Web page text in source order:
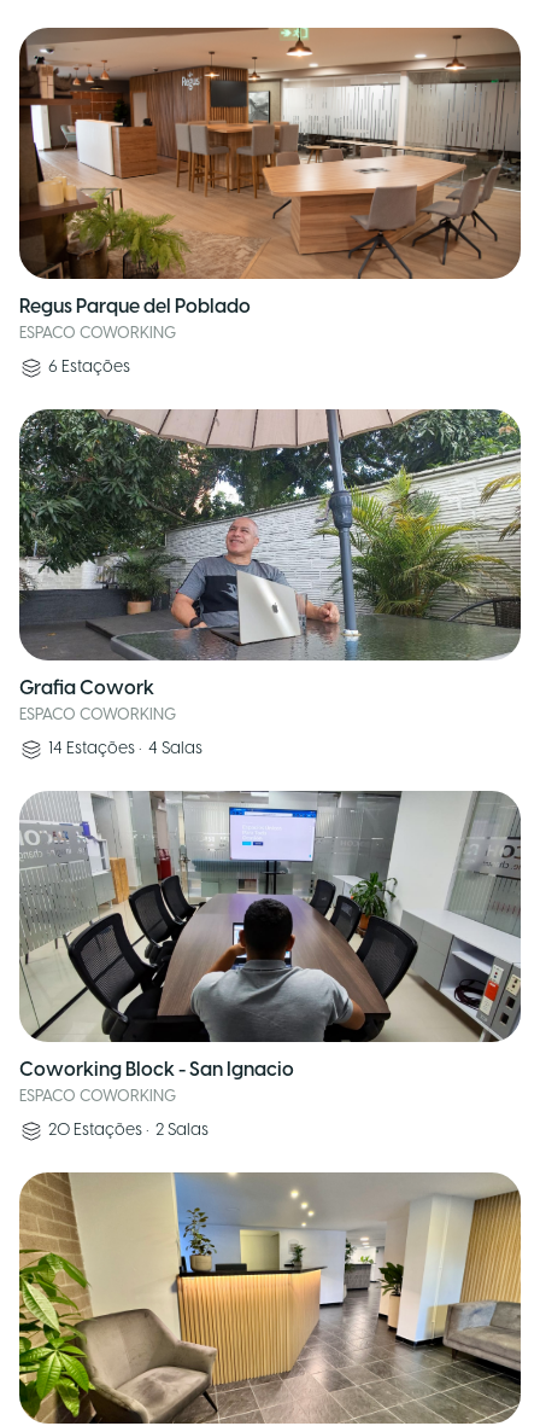
Regus Parque del Poblado
ESPACO COWORKING
6 Estações
Grafia Cowork
ESPACO COWORKING
14 Estações • 4 Salas
Coworking Block - San Ignacio
ESPACO COWORKING
20 Estações • 2 Salas